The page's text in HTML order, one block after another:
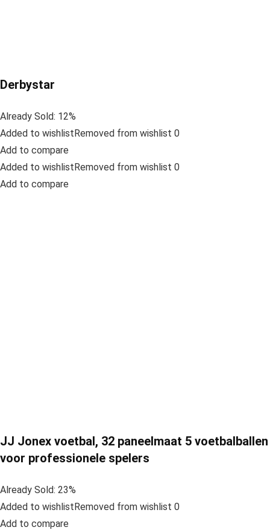
Derbystar
Already Sold: 12%
Added to wishlistRemoved from wishlist 0
Add to compare
Added to wishlistRemoved from wishlist 0
Add to compare
JJ Jonex voetbal, 32 paneelmaat 5 voetbalballen
voor professionele spelers
Already Sold: 23%
Added to wishlistRemoved from wishlist 0
Add to compare